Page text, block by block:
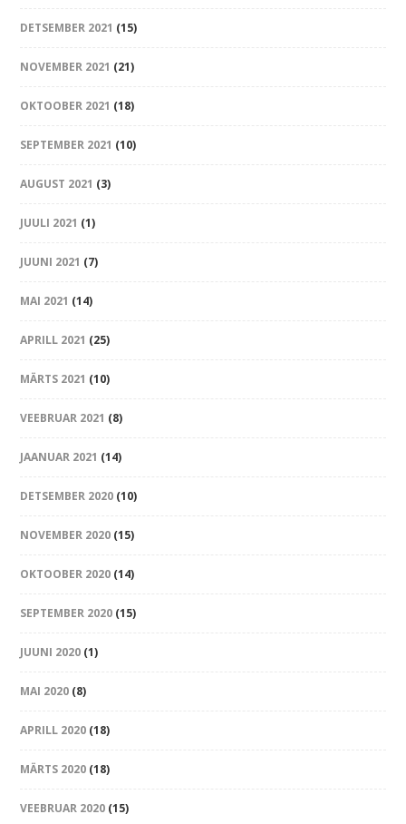
DETSEMBER 2021 (15)
NOVEMBER 2021 (21)
OKTOOBER 2021 (18)
SEPTEMBER 2021 (10)
AUGUST 2021 (3)
JUULI 2021 (1)
JUUNI 2021 (7)
MAI 2021 (14)
APRILL 2021 (25)
MÄRTS 2021 (10)
VEEBRUAR 2021 (8)
JAANUAR 2021 (14)
DETSEMBER 2020 (10)
NOVEMBER 2020 (15)
OKTOOBER 2020 (14)
SEPTEMBER 2020 (15)
JUUNI 2020 (1)
MAI 2020 (8)
APRILL 2020 (18)
MÄRTS 2020 (18)
VEEBRUAR 2020 (15)